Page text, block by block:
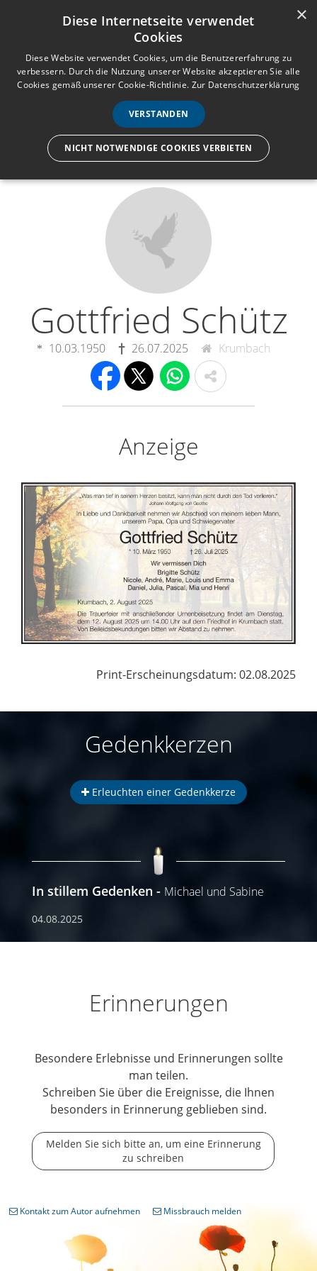
Anmelden Registrieren
e
n
ü
Wir lassen nur die Hand los,
Gottfried Schütz
10.03.1950 26.07.2025 Krumbach
Anzeige
Print-Erscheinungsdatum: 02.08.2025
Gedenkkerzen
Erleuchten einer Gedenkkerze
In stillem Gedenken Michael und Sabine
04.08.2025
Erinnerungen
Besondere Erlebnisse und Erinnerungen sollte
man teilen.
Schreiben Sie über die Ereignisse, die Ihnen
besonders in Erinnerung geblieben sind.
Melden Sie sich bitte an, um eine Erinnerung
zu schreiben
Kontakt zum Autor aufnehmen Missbrauch melden
×
Diese Internetseite verwendet
Cookies
Diese Website verwendet Cookies, um die Benutzererfahrung zu
verbessern. Durch die Nutzung unserer Website akzeptieren Sie alle
Cookies gemäß unserer Cookie-Richtlinie. Zur Datenschutzerklärung
VERSTANDEN
NICHT NOTWENDIGE COOKIES VERBIETEN